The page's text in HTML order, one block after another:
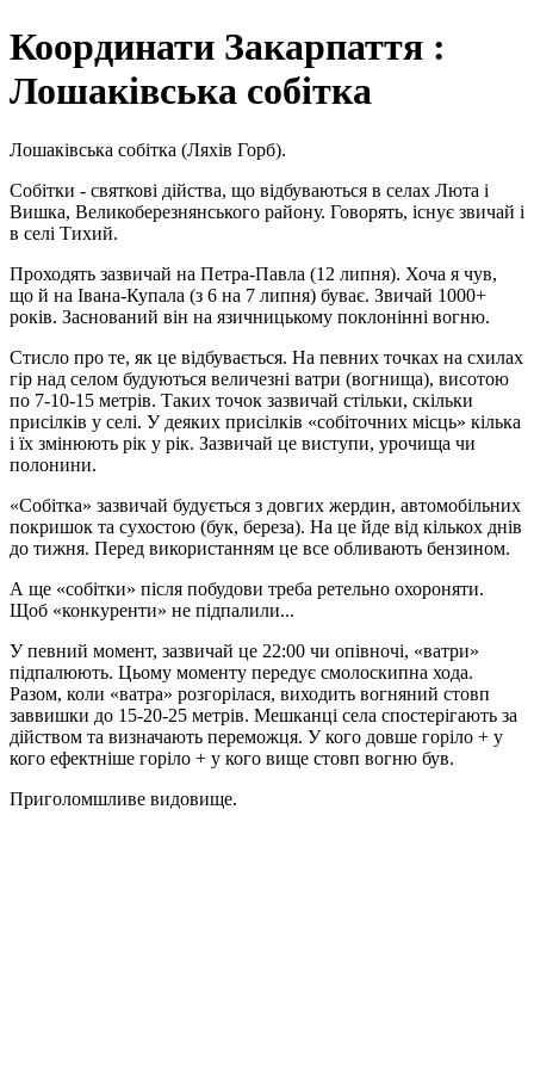
Координати Закарпаття :
Лошаківська собітка
Лошаківська собітка (Ляхів Горб).
Собітки - святкові дійства, що відбуваються в селах Люта і
Вишка, Великоберезнянського району. Говорять, існує звичай і
в селі Тихий.
Проходять зазвичай на Петра-Павла (12 липня). Хоча я чув,
що й на Івана-Купала (з 6 на 7 липня) буває. Звичай 1000+
років. Заснований він на язичницькому поклонінні вогню.
Стисло про те, як це відбувається. На певних точках на схилах
гір над селом будуються величезні ватри (вогнища), висотою
по 7-10-15 метрів. Таких точок зазвичай стільки, скільки
присілків у селі. У деяких присілків «собіточних місць» кілька
і їх змінюють рік у рік. Зазвичай це виступи, урочища чи
полонини.
«Собітка» зазвичай будується з довгих жердин, автомобільних
покришок та сухостою (бук, береза). На це йде від кількох днів
до тижня. Перед використанням це все обливають бензином.
А ще «собітки» після побудови треба ретельно охороняти.
Щоб «конкуренти» не підпалили...
У певний момент, зазвичай це 22:00 чи опівночі, «ватри»
підпалюють. Цьому моменту передує смолоскипна хода.
Разом, коли «ватра» розгорілася, виходить вогняний стовп
заввишки до 15-20-25 метрів. Мешканці села спостерігають за
дійством та визначають переможця. У кого довше горіло + у
кого ефектніше горіло + у кого вище стовп вогню був.
Приголомшливе видовище.